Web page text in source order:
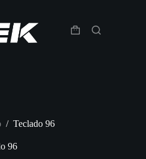
/ Teclado 96
96